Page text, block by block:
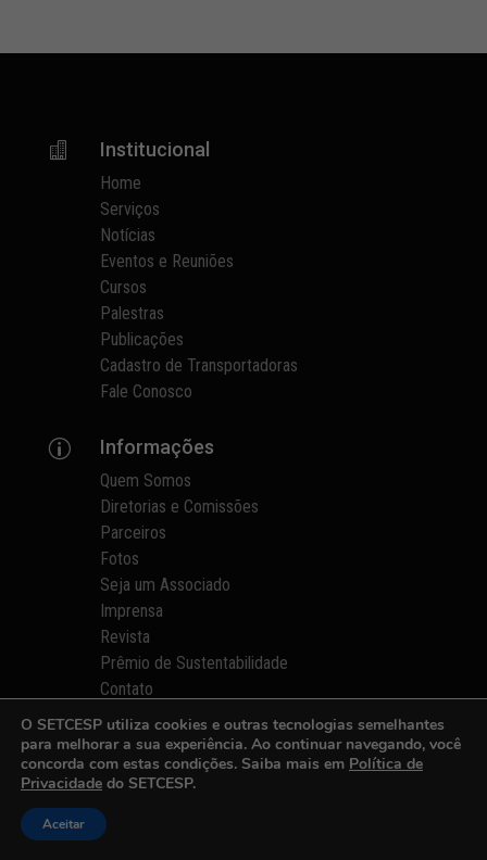
 Institucional
Home
Serviços
Notícias
Eventos e Reuniões
Cursos
Palestras
Publicações
Cadastro de Transportadoras
Fale Conosco
p Informações
Quem Somos
Diretorias e Comissões
Parceiros
Fotos
Seja um Associado
Imprensa
Revista
Prêmio de Sustentabilidade
Contato
Área do Associado
Receber Notícias
Política de Privacidade

SETCESP - Sindicato das Empresas de Transportes
O SETCESP utiliza cookies e outras tecnologias semelhantes
para melhorar a sua experiência. Ao continuar navegando, você
concorda com estas condições. Saiba mais em Política de
Privacidade do SETCESP.
Aceitar